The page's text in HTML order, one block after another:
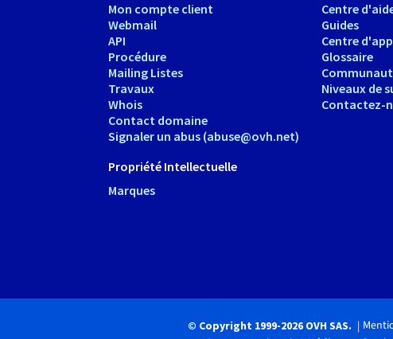
Mon compte client
Webmail
API
Procédure
Mailing Listes
Travaux
Whois
Contact domaine
Signaler un abus (abuse@ovh.net)
Propriété Intellectuelle
Marques
Centre
Guides
Centre
Glossaire
Niveaux de
Contactez-
© Copyright 1999-2026 OVH SAS.